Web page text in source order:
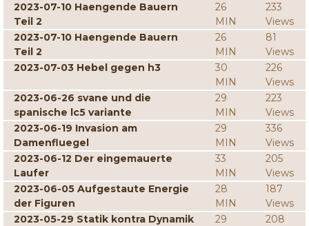
2023-07-10 Haengende Bauern
Teil 2
26
MIN
233
Views
2023-07-10 Haengende Bauern
Teil 2
26
MIN
81
Views
2023-07-03 Hebel gegen h3
30
MIN
226
Views
2023-06-26 svane und die
spanische lc5 variante
29
MIN
223
Views
2023-06-19 Invasion am
Damenfluegel
29
MIN
336
Views
2023-06-12 Der eingemauerte
Laufer
33
MIN
205
Views
2023-06-05 Aufgestaute Energie
der Figuren
28
MIN
187
Views
2023-05-29 Statik kontra Dynamik
29
208